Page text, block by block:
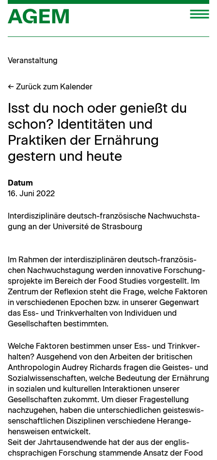
Zum
Inhalt
springen
Veranstaltung
← Zurück zum Kalender
Isst du noch oder genießt du
schon? Identitäten und
Praktiken der Ernährung
gestern und heute
Datum
16. Juni 2022
Inter­diszi­plinäre deutsch-franzö­sis­che Nach­wuch­sta­
gung an der Uni­ver­sité de Strasbourg
Im Rah­men der inter­diszi­plinären deutsch-franzö­sis­
chen Nach­wuch­sta­gung wer­den inno­v­a­tive Forschung­
spro­jek­te im Bere­ich der Food Stud­ies vorgestellt. Im
Zen­trum der Reflex­ion ste­ht die Frage, welche Fak­toren
in ver­schiede­nen Epochen bzw. in unser­er Gegen­wart
das Ess- und Trinkver­hal­ten von Indi­viduen und
Gesellschaften bestimmten.
Welche Fak­toren bes­tim­men unser Ess- und Trinkver­
hal­ten? Aus­ge­hend von den Arbeit­en der britis­chen
Anthro­polo­gin Audrey Richards fra­gen die Geistes- und
Sozial­wis­senschaften, welche Bedeu­tung der Ernährung
in sozialen und kul­turellen Inter­ak­tio­nen unser­er
Gesellschaften zukommt. Um dieser Fragestel­lung
nachzuge­hen, haben die unter­schiedlichen geis­teswis­
senschaftlichen Diszi­plinen ver­schiedene Herange­
hensweisen entwickelt.
Seit der Jahrtausendwende hat der aus der englis­
chsprachi­gen Forschung stam­mende Ansatz der Food